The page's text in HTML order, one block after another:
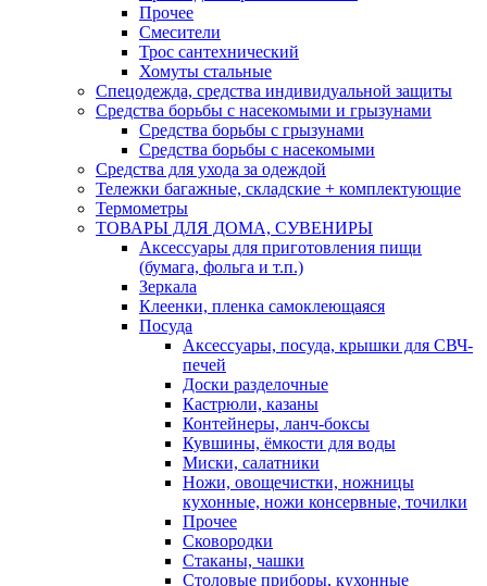
Прочее
Смесители
Трос сантехнический
Хомуты стальные
Спецодежда, средства индивидуальной защиты
Средства борьбы с насекомыми и грызунами
Средства борьбы с грызунами
Средства борьбы с насекомыми
Средства для ухода за одеждой
Тележки багажные, складские + комплектующие
Термометры
ТОВАРЫ ДЛЯ ДОМА, СУВЕНИРЫ
Аксессуары для приготовления пищи
(бумага, фольга и т.п.)
Зеркала
Клеенки, пленка самоклеющаяся
Посуда
Аксессуары, посуда, крышки для СВЧ-
печей
Доски разделочные
Кастрюли, казаны
Контейнеры, ланч-боксы
Кувшины, ёмкости для воды
Миски, салатники
Ножи, овощечистки, ножницы
кухонные, ножи консервные, точилки
Прочее
Сковородки
Стаканы, чашки
Столовые приборы, кухонные